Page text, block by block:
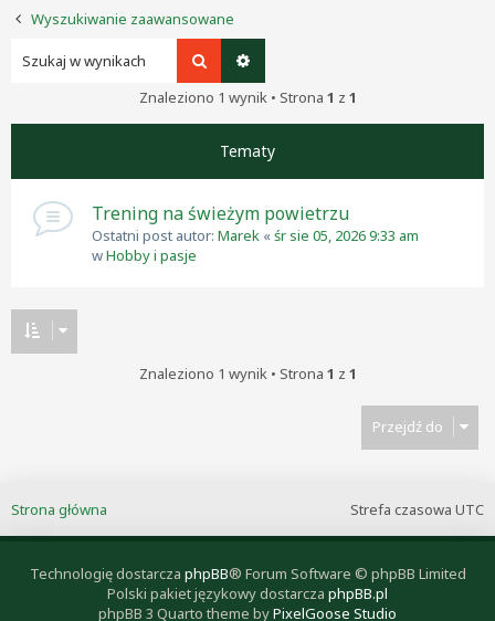
Wyszukiwanie zaawansowane
Szukaj
Znaleziono 1 wynik • Strona 1 z 1
Tematy
Trening na świeżym powietrzu
Ostatni post autor: Marek «śr sie 05, 2026 9:33 am
wHobby i pasje
Znaleziono 1 wynik • Strona 1 z 1
Przejdź do
Strefa czasowa UTC
Strona główna
Technologię dostarcza phpBB® Forum Software © phpBB Limited
Polski pakiet językowy dostarcza phpBB.pl
phpBB 3 Quarto theme byPixelGoose Studio